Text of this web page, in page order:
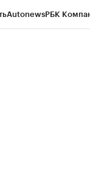
AutonewsРБК